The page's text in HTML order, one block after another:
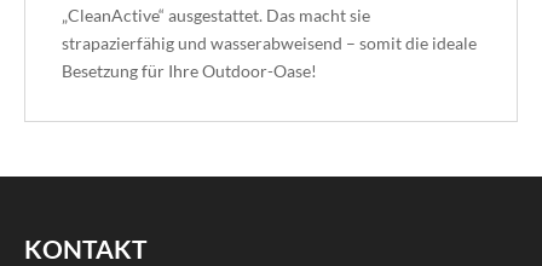
„CleanActive“ ausgestattet. Das macht sie
strapazierfähig und wasserabweisend – somit die ideale
Besetzung für Ihre Outdoor-Oase!
KONTAKT